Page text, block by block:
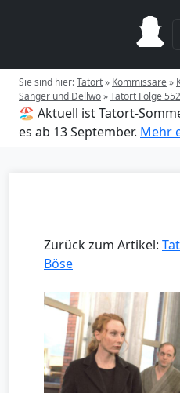
Sie sind hier:Tatort» Kommissare»
Sänger und Dellwo»Tatort Folge
🏖️ Aktuell ist Tatort-
es ab 13 September. Mehr
Zurück zum Artikel:
Böse